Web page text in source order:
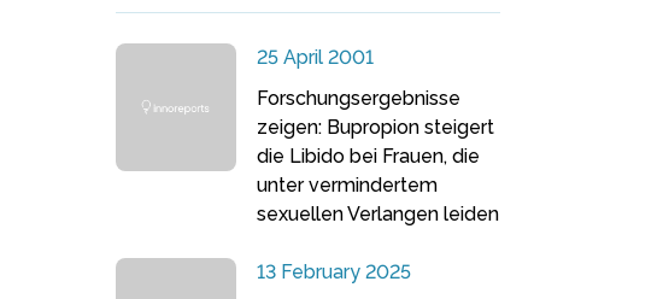
25 April 2001
Forschungsergebnisse
zeigen: Bupropion steigert
die Libido bei Frauen, die
unter vermindertem
sexuellen Verlangen leiden
13 February 2025